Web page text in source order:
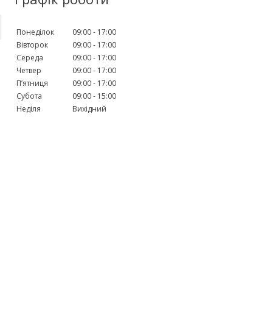
Понеділок 09:00
17:00
Вівторок
09:00
17:00
Середа
09:00
17:00
Четвер
09:00
17:00
Пʼятниця
09:00
17:00
Субота
09:00
15:00
Неділя
Вихідний